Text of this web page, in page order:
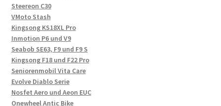
Steereon C30
VMoto Stash
Kingsong KS18XL Pro
Inmotion P6 und V9
Seabob SE63, F9 und F9 S
Kingsong F18 und F22 Pro
Seniorenmobil Vita Care
Evolve Diablo Serie
Nosfet Aero und Aeon EUC
Onewheel Antic Bike